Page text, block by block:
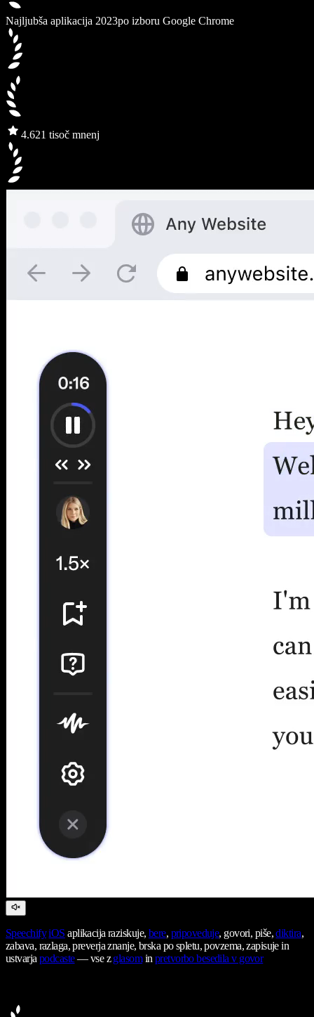
Najljubša aplikacija 2023po izboru Google Chrome
4.621 tisoč mnenj
Speechify iOS aplikacija raziskuje, bere, pripoveduje, govori, piše,diktira,
zabava, razlaga, preverja znanje, brska po spletu, povzema, zapisuje in
ustvarjapodcaste— vse zglasominpretvorbo besedila v govor